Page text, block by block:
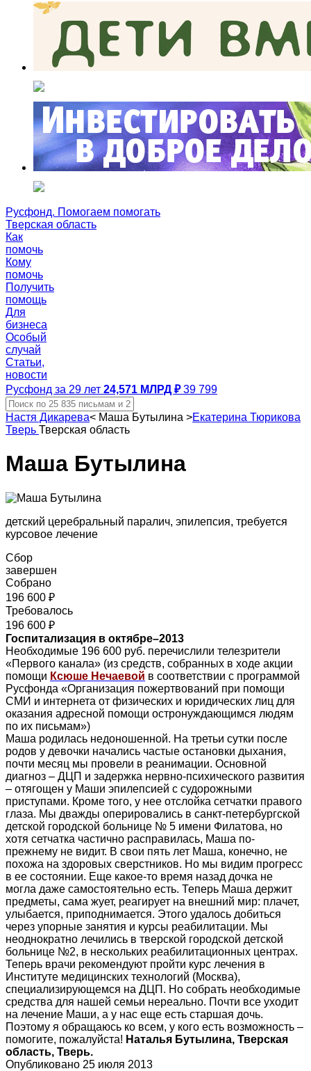
Русфонд. Помогаем помогать
Тверская область
Как
помочь
Кому
помочь
Получить
помощь
Для
бизнеса
Особый
случай
Статьи,
новости
Русфонд за 29 лет 24,571 МЛРД ₽ 39 799
Настя Дикарева< Маша Бутылина >Екатерина Тюрикова
Тверь Тверская область
Маша Бутылина
детский церебральный паралич, эпилепсия, требуется
курсовое лечение
Сбор
завершен
Собрано
196 600 ₽
Требовалось
196 600 ₽
Госпитализация в октябре–2013
Необходимые 196 600 руб. перечислили телезрители
«Первого канала» (из средств, собранных в ходе акции
помощи Ксюше Нечаевой в соответствии с программой
Русфонда «Организация пожертвований при помощи
СМИ и интернета от физических и юридических лиц для
оказания адресной помощи остронуждающимся людям
по их письмам»)
Маша родилась недоношенной. На третьи сутки после
родов у девочки начались частые остановки дыхания,
почти месяц мы провели в реанимации. Основной
диагноз – ДЦП и задержка нервно-психического развития
– отягощен у Маши эпилепсией с судорожными
приступами. Кроме того, у нее отслойка сетчатки правого
глаза. Мы дважды оперировались в санкт-петербургской
детской городской больнице № 5 имени Филатова, но
хотя сетчатка частично расправилась, Маша по-
прежнему не видит. В свои пять лет Маша, конечно, не
похожа на здоровых сверстников. Но мы видим прогресс
в ее состоянии. Еще какое-то время назад дочка не
могла даже самостоятельно есть. Теперь Маша держит
предметы, сама жует, реагирует на внешний мир: плачет,
улыбается, приподнимается. Этого удалось добиться
через упорные занятия и курсы реабилитации. Мы
неоднократно лечились в тверской городской детской
больнице №2, в нескольких реабилитационных центрах.
Теперь врачи рекомендуют пройти курс лечения в
Институте медицинских технологий (Москва),
специализирующемся на ДЦП. Но собрать необходимые
средства для нашей семьи нереально. Почти все уходит
на лечение Маши, а у нас еще есть старшая дочь.
Поэтому я обращаюсь ко всем, у кого есть возможность –
помогите, пожалуйста! Наталья Бутылина, Тверская
область, Тверь.
Опубликовано 25 июля 2013